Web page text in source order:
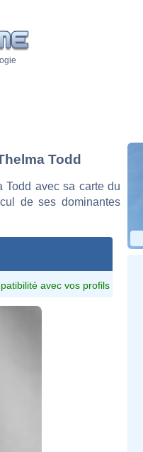
Todd
Todd avec sa carte du
de ses dominantes
avec vos profils